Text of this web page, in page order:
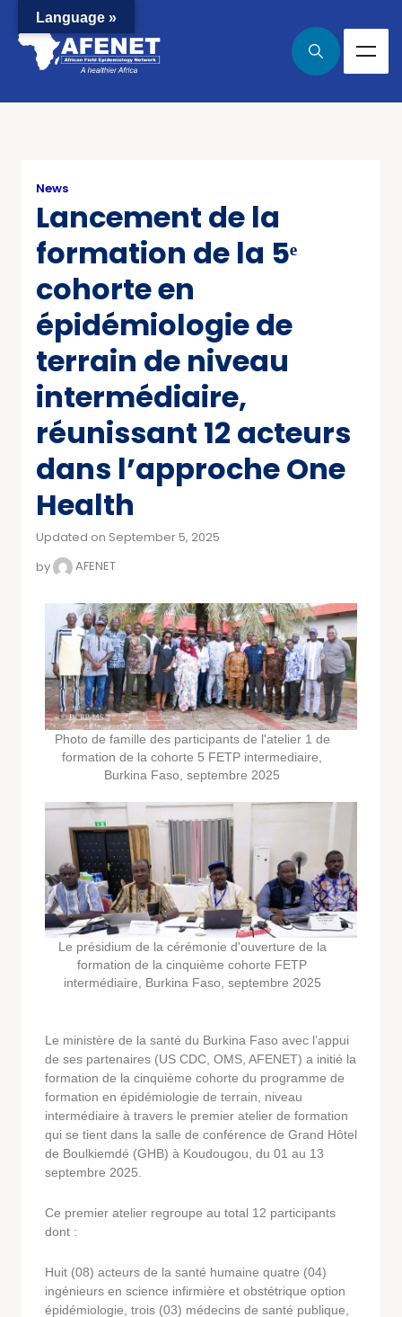
News
Lancement de la
formation de la 5ᵉ
cohorte en
épidémiologie de
terrain de niveau
intermédiaire,
réunissant 12 acteurs
dans l’approche One
Health
Updated on September 5, 2025
by
AFENET
Photo de famille des participants de l'atelier 1 de
formation de la cohorte 5 FETP intermediaire,
Burkina Faso, septembre 2025
Le présidium de la cérémonie d'ouverture de la
formation de la cinquième cohorte FETP
intermédiaire, Burkina Faso, septembre 2025
Le ministère de la santé du Burkina Faso avec l’appui
de ses partenaires (US CDC, OMS, AFENET) a initié la
formation de la cinquième cohorte du programme de
formation en épidémiologie de terrain, niveau
intermédiaire à travers le premier atelier de formation
qui se tient dans la salle de conférence de Grand Hôtel
de Boulkiemdé (GHB) à Koudougou, du 01 au 13
septembre 2025.
Ce premier atelier regroupe au total 12 participants
dont :
Huit (08) acteurs de la santé humaine quatre (04)
ingénieurs en science infirmière et obstétrique option
épidémiologie, trois (03) médecins de santé publique,
Language »